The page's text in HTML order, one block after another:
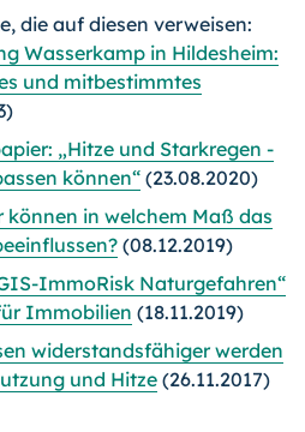
die auf diesen verweisen:
Wasserkamp in Hildesheim:
und mitbestimmtes
„Hitze und Starkregen -
können“ (23.08.2020)
können in welchem Maß das
(08.12.2019)
ImmoRisk Naturgefahren“
Immobilien (18.11.2019)
widerstandsfähiger werden
und Hitze (26.11.2017)